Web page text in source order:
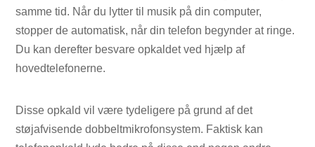
samme tid. Når du lytter til musik på din computer,
stopper de automatisk, når din telefon begynder at ringe.
Du kan derefter besvare opkaldet ved hjælp af
hovedtelefonerne.
Disse opkald vil være tydeligere på grund af det
støjafvisende dobbeltmikrofonsystem. Faktisk kan